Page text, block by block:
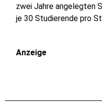
zwei Jahre angelegten
je 30 Studierende pro
Anzeige